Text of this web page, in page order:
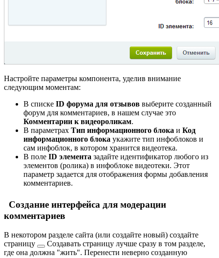
Настройте параметры компонента, уделив внимание
следующим моментам:
В списке ID форума для отзывов выберите созданный
форум для комментариев, в нашем случае это
Комментарии к видеороликам.
В параметрах Тип информационного блока и Код
информационного блока укажите тип инфоблоков и
сам инфоблок, в котором хранится видеотека.
В поле ID элемента задайте идентификатор любого из
элементов (ролика) в инфоблоке видеотеки. Этот
параметр задается для отображения формы добавления
комментариев.
Создание интерфейса для модерации
комментариев
В некотором разделе сайта (или создайте новый) создайте
страницу
Создавать страницу лучше сразу в том разделе,
где она должна "жить". Перенести неверно созданную